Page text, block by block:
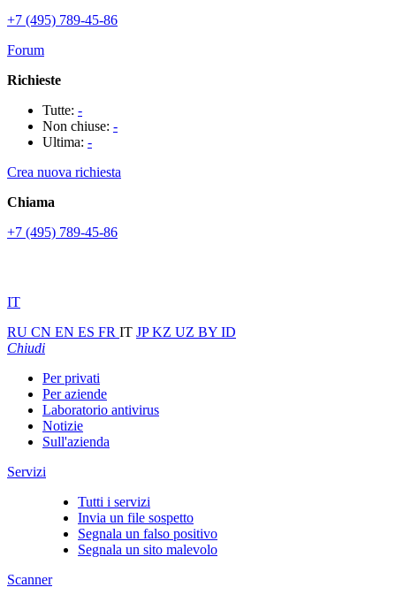
+7 (495) 789-45-86
Forum
Richieste
Tutte: -
Non chiuse: -
Ultima: -
Crea nuova richiesta
Chiama
+7 (495) 789-45-86
IT
RU CN EN ES FR IT JPKZ UZ BY ID
Chiudi
Per privati
Per aziende
Laboratorio antivirus
Notizie
Sull'azienda
Servizi
Tutti i servizi
Invia un file sospetto
Segnala un falso positivo
Segnala un sito malevolo
Scanner